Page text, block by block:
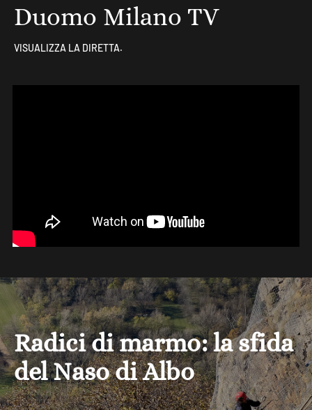
Duomo Milano TV
VISUALIZZA LA DIRETTA.
Radici di marmo: la sfida
del Naso di Albo